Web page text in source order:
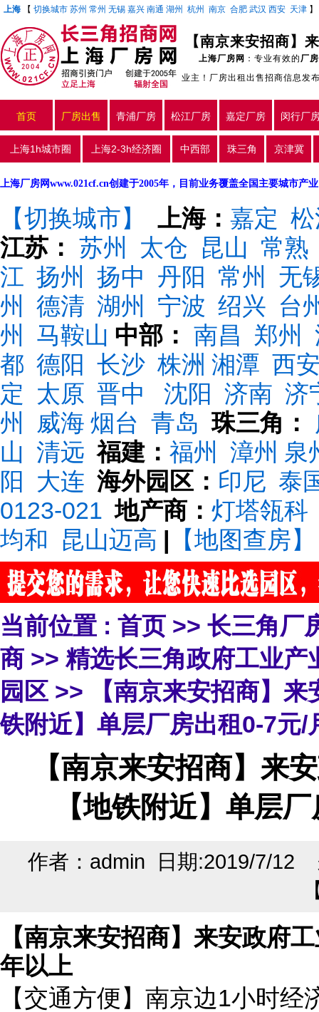
上海 【 切换城市 苏州 常州 无锡 嘉兴 南通 湖州 杭州 南京 合肥 武汉 西安 天津 】
上海厂房网 ：专业有效的厂
业主！厂房出租出售招商信息发
首页 厂房出售 青浦厂房 松江厂房 嘉定厂房 闵行厂
上海1h城市圈 上海2-3h经济圈 中西部 珠三角 京津冀
上海厂房网www.021cf.cn创建于2005年，目前业务覆盖全国主要城市产
【切换城市】 上海： 嘉定
江苏： 苏州 太仓 昆山 常熟
江 扬州 扬中 丹阳 常州
无
州
德清 湖州 宁波 绍兴 台
州
马鞍山 中部： 南昌 郑州
都 德阳 长沙 株洲 湘潭 西
定 太原 晋中 沈阳 济南 济
州
威海 烟台 青岛 珠三角：
山 清远 福建： 福州 漳州 泉
阳
大连 海外园区： 印尼 泰
0123-021 地产商： 灯塔瓴科
均和
昆山迈高 | 【地图查房】
当前位置 : 首页 >> 长三角厂
商 >>精选长三角政府工业产
园区 >> 【南京来安招商】来
铁附近】单层厂房出租0-7元/
【南京来安招商】来
【地铁附近】单层
作者：admin 日期:2019/7/12
【南京来安招商】来安政府
年以上
【交通方便】南京边1小时